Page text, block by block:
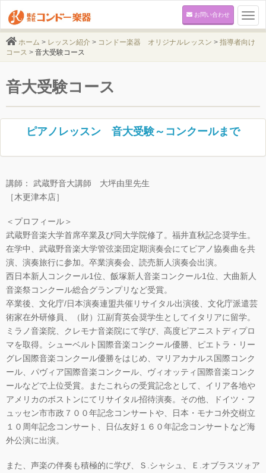
お問い合わせ
ホーム > レッスン紹介 > コンドー楽器 オリジナルレッスン > 指導者向け
コース > 音大受験コース
音大受験コース
ピアノレッスン 音大受験～コンクールまで
講師： 武蔵野音大講師 大坪由里先生
［木更津本店］
＜プロフィール＞
武蔵野音楽大学首席卒業及び同大学院修了。福井直秋記念奨学生。
在学中、武蔵野音楽大学管弦楽団定期演奏会にてピアノ協奏曲を共
演、演奏旅行に参加。卒業演奏会、読売新人演奏会出演。
西日本新人コンクール1位、飯塚新人音楽コンクール1位、大曲新人
音楽祭コンクール総合グランプリなど受賞。
卒業後、文化庁/日本演奏連盟共催リサイタル出演後、文化庁派遣芸
術家在外研修員、（財）江副育英会奨学生としてイタリアに留学。
ミラノ音楽院、クレモナ音楽院にて学び、高度ピアニストディプロ
マを取得。シューベルト国際音楽コンクール優勝、ピエトラ・リー
グレ国際音楽コンクール優勝をはじめ、マリアカナルス国際コンク
ール、パヴィア国際音楽コンクール、ヴィオッティ国際音楽コンク
ールなどで上位受賞。またこれらの受賞記念として、イリア各地や
アメリカのボストンにてリサイタル招待演奏。その他、ドイツ・フ
ュッセン市市政７００年記念コンサートや、日本・モナコ外交樹立
１０周年記念コンサート、日仏友好１６０年記念コンサートなど海
外公演に出演。
また、声楽の伴奏も積極的に学び、Ｓ.シャシュ、Ｅ.オブラスツォア